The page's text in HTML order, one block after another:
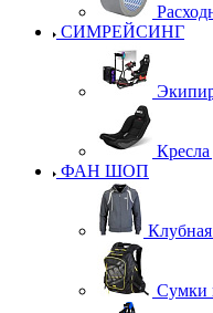
СИМРЕЙСИНГ
ФАН ШОП
Сумки